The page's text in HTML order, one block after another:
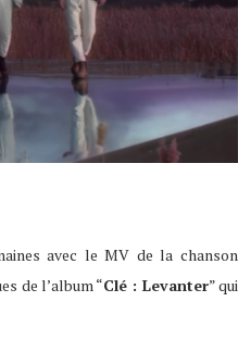
avec le MV de la chanson
de l’album “Clé : Levanter” qui